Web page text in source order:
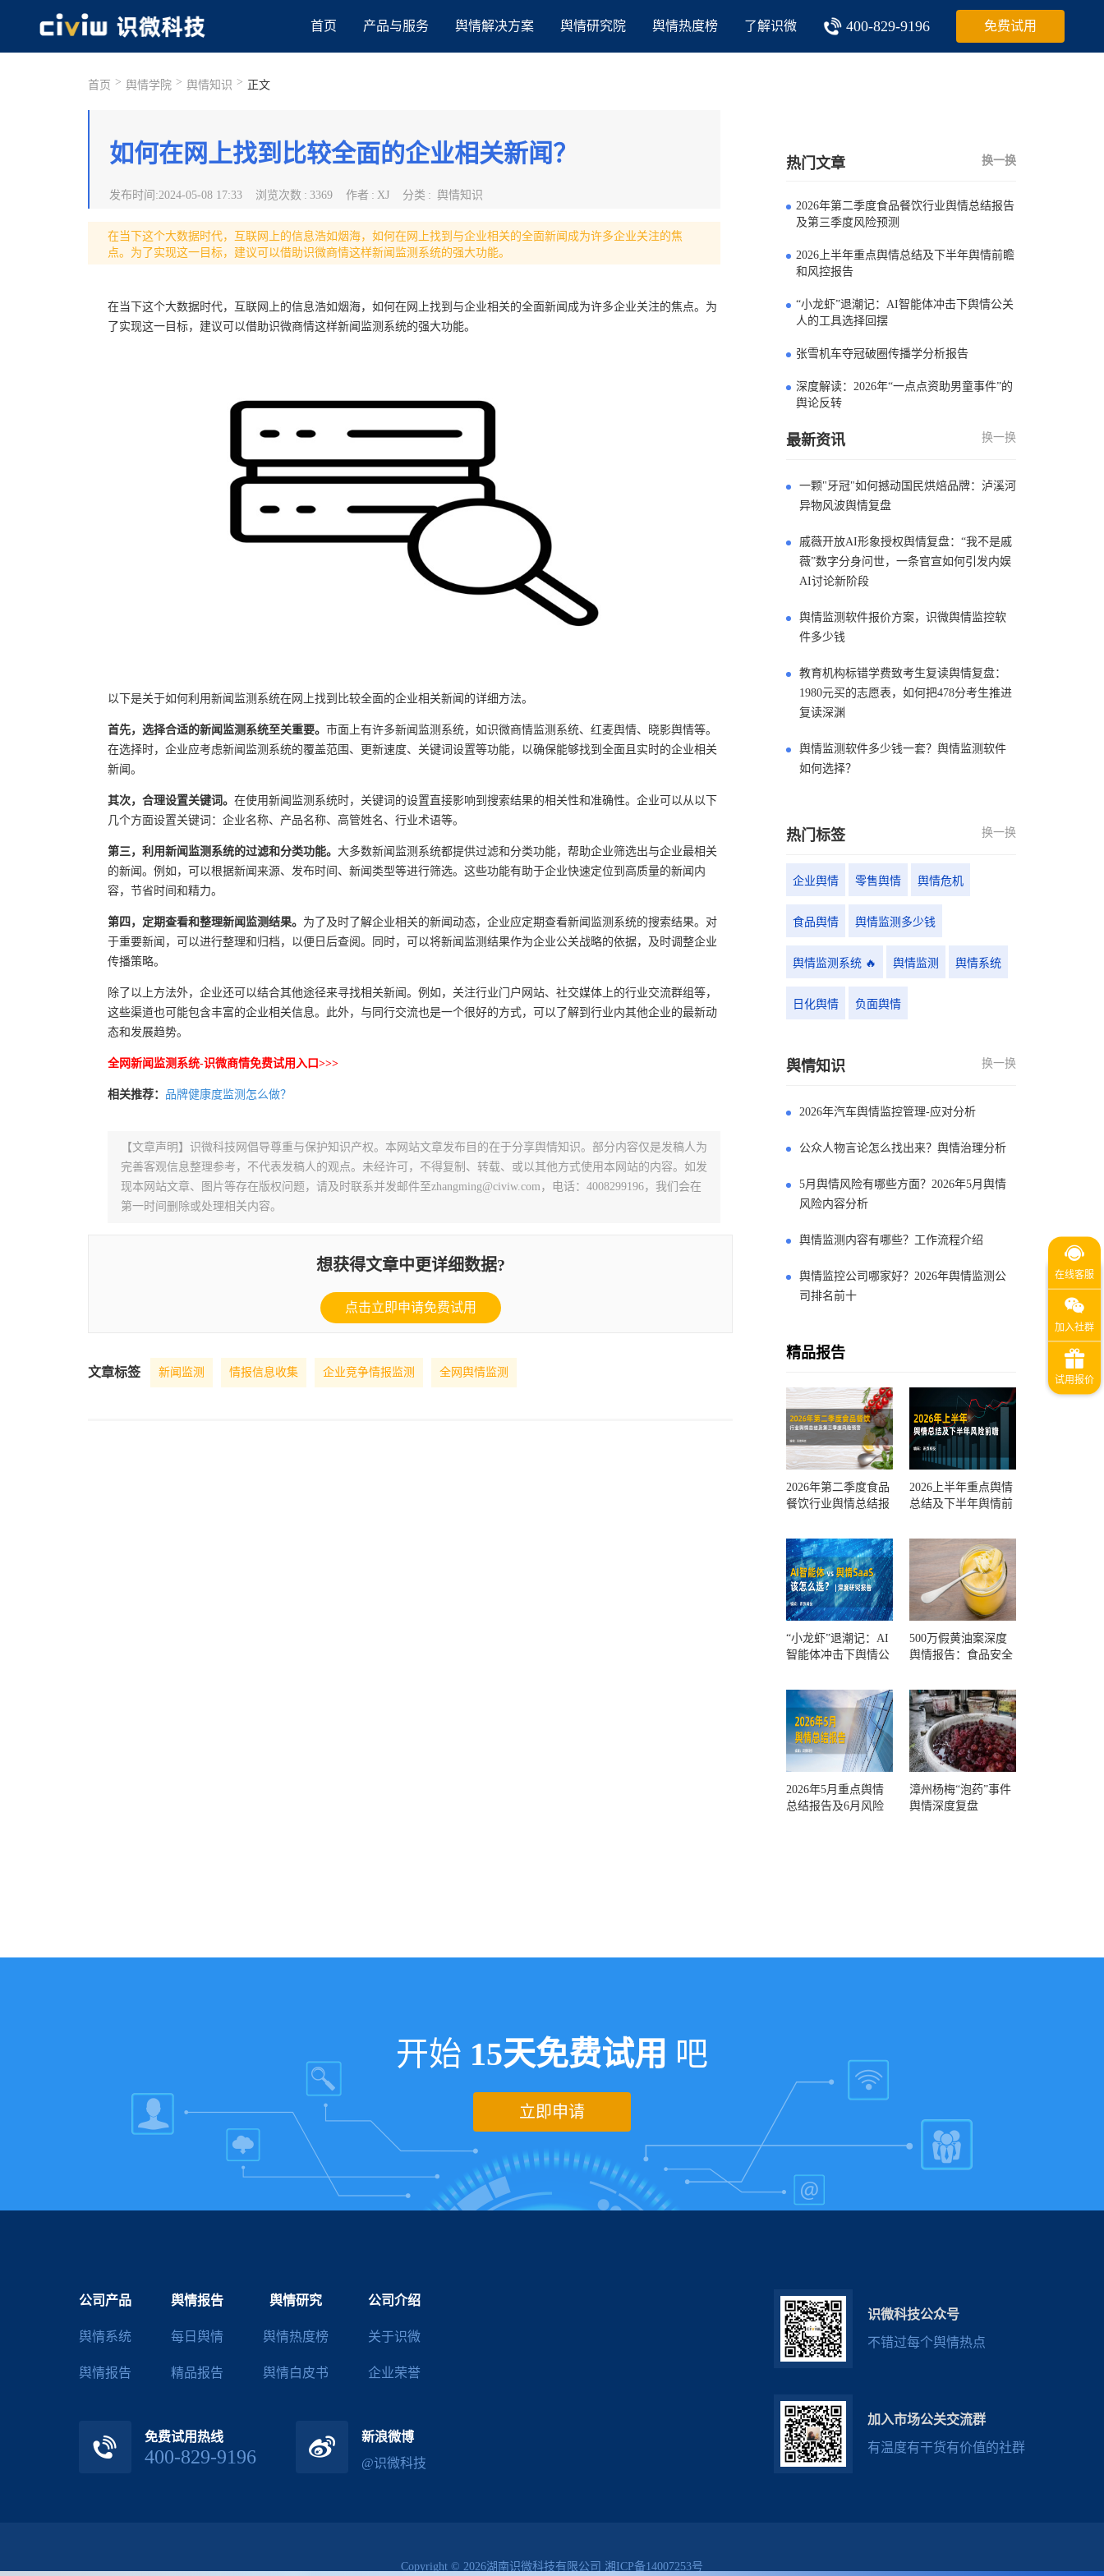
首页 产品与服务 舆情解决方案 舆情研究院 舆情热度榜 了解识微 400-829-9196 免费试用
首页 > 舆情学院 > 舆情知识 > 正文
如何在网上找到比较全面的企业相关新闻？
发布时间 :2024-05-08 17:33 浏览次数 : 3369 作者 : XJ 分类 : 舆情知识
在当下这个大数据时代，互联网上的信息浩如烟海，如何在网上找到与企业相关的全面新闻成为许多企业关注的焦
点。为了实现这一目标，建议可以借助识微商情这样新闻监测系统的强大功能。
在当下这个大数据时代，互联网上的信息浩如烟海，如何在网上找到与企业相关的全面新闻成为许多企业关注的焦点。为
了实现这一目标，建议可以借助识微商情这样新闻监测系统的强大功能。
以下是关于如何利用新闻监测系统在网上找到比较全面的企业相关新闻的详细方法。
首先，选择合适的新闻监测系统至关重要。 市面上有许多新闻监测系统，如识微商情监测系统、红麦舆情、晓影舆情等。
在选择时，企业应考虑新闻监测系统的覆盖范围、更新速度、关键词设置等功能，以确保能够找到全面且实时的企业相关
新闻。
其次，合理设置关键词。 在使用新闻监测系统时，关键词的设置直接影响到搜索结果的相关性和准确性。企业可以从以下
几个方面设置关键词：企业名称、产品名称、高管姓名、行业术语等。
第三，利用新闻监测系统的过滤和分类功能。 大多数新闻监测系统都提供过滤和分类功能，帮助企业筛选出与企业最相关
的新闻。例如，可以根据新闻来源、发布时间、新闻类型等进行筛选。这些功能有助于企业快速定位到高质量的新闻内
容，节省时间和精力。
第四，定期查看和整理新闻监测结果。 为了及时了解企业相关的新闻动态，企业应定期查看新闻监测系统的搜索结果。对
于重要新闻，可以进行整理和归档，以便日后查阅。同时，可以将新闻监测结果作为企业公关战略的依据，及时调整企业
传播策略。
除了以上方法外，企业还可以结合其他途径来寻找相关新闻。例如，关注行业门户网站、社交媒体上的行业交流群组等，
这些渠道也可能包含丰富的企业相关信息。此外，与同行交流也是一个很好的方式，可以了解到行业内其他企业的最新动
态和发展趋势。
全网新闻监测系统-识微商情免费试用入口>>>
相关推荐： 品牌健康度监测怎么做？
【文章声明】识微科技网倡导尊重与保护知识产权。本网站文章发布目的在于分享舆情知识。部分内容仅是发稿人为
完善客观信息整理参考，不代表发稿人的观点。未经许可，不得复制、转载、或以其他方式使用本网站的内容。如发
现本网站文章、图片等存在版权问题，请及时联系并发邮件至zhangming@civiw.com，电话：4008299196，我们会在
第一时间删除或处理相关内容。
想获得文章中更详细数据?
点击立即申请免费试用
文章标签 新闻监测 情报信息收集 企业竞争情报监测 全网舆情监测
热门文章 换一换
2026年第二季度食品餐饮行业舆情总结报告
及第三季度风险预测
2026上半年重点舆情总结及下半年舆情前瞻
和风控报告
“小龙虾”退潮记：AI智能体冲击下舆情公关
人的工具选择回摆
张雪机车夺冠破圈传播学分析报告
深度解读：2026年“一点点资助男童事件”的
舆论反转
最新资讯 换一换
一颗"牙冠"如何撼动国民烘焙品牌：泸溪河
异物风波舆情复盘
戚薇开放AI形象授权舆情复盘：“我不是戚
薇”数字分身问世，一条官宣如何引发内娱
AI讨论新阶段
舆情监测软件报价方案，识微舆情监控软
件多少钱
教育机构标错学费致考生复读舆情复盘：
1980元买的志愿表，如何把478分考生推进
复读深渊
舆情监测软件多少钱一套？舆情监测软件
如何选择？
热门标签 换一换
企业舆情 零售舆情 舆情危机
食品舆情 舆情监测多少钱
舆情监测系统 🔥 舆情监测 舆情系统
日化舆情 负面舆情
舆情知识 换一换
2026年汽车舆情监控管理-应对分析
公众人物言论怎么找出来？舆情治理分析
5月舆情风险有哪些方面？2026年5月舆情
风险内容分析
舆情监测内容有哪些？工作流程介绍
舆情监控公司哪家好？2026年舆情监测公
司排名前十
精品报告
2026年第二季度食品
餐饮行业舆情总结报
测
2026上半年重点舆情
总结及下半年舆情前
“小龙虾”退潮记：AI
智能体冲击下舆情公
500万假黄油案深度
舆情报告：食品安全
一环？
2026年5月重点舆情
总结报告及6月风险
漳州杨梅“泡药”事件
舆情深度复盘
开始 15天免费试用 吧
立即申请
公司产品
舆情系统
舆情报告
舆情报告
每日舆情
精品报告
舆情研究
舆情热度榜
舆情白皮书
公司介绍
关于识微
企业荣誉
免费试用热线
400-829-9196
新浪微博
@识微科技
识微科技公众号
不错过每个舆情热点
加入市场公关交流群
有温度有干货有价值的社群
Copyright © 2026湖南识微科技有限公司 湘ICP备14007253号